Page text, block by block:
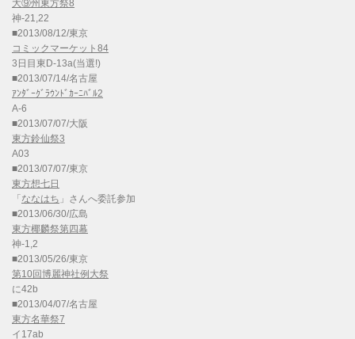
大⑨州東方祭8
神-21,22
■2013/08/12/東京
コミックマーケット84
3日目東D-13a(当選!)
■2013/07/14/名古屋
ｱﾝﾀﾞｰｸﾞﾗｳﾝﾄﾞｶｰﾆﾊﾞﾙ2
A-6
■2013/07/07/大阪
東方鈴仙祭3
A03
■2013/07/07/東京
東方想七日
「 ななはち 」さんへ委託参加
■2013/06/30/広島
東方椰麟祭第四幕
神-1,2
■2013/05/26/東京
第10回博麗神社例大祭
に42b
■2013/04/07/名古屋
東方名華祭7
イ17ab